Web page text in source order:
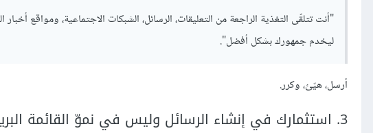
"أنت تتلقّى التغذية الراجعة من التعليقات، الرسائل، الشبكات الاجتماعية، ومواقع
ليخدم جمهورك بشكل أفضل".
أرسل، هيّئ، وكرر.
3. استثمارك في إنشاء الرسائل وليس في نموّ القائمة البريدية